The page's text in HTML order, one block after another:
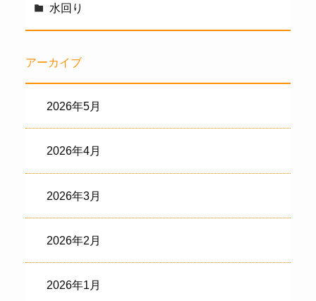
水回り
アーカイブ
2026年5月
2026年4月
2026年3月
2026年2月
2026年1月